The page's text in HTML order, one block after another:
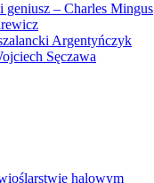
– Charles Mingus
Argentyńczyk
Sęczawa